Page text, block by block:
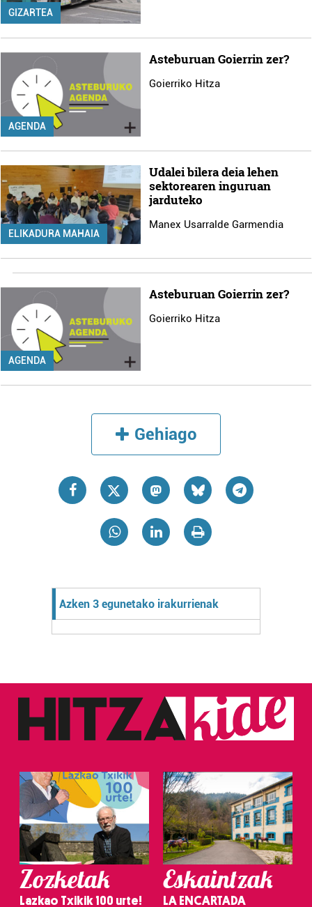
GIZARTEA
AGENDA
Asteburuan Goierrin zer?
Goierriko Hitza
ELIKADURA MAHAIA
Udalei bilera deia lehen
sektorearen inguruan
jarduteko
Manex Usarralde Garmendia
AGENDA
Asteburuan Goierrin zer?
Goierriko Hitza
Gehiago
Azken 3 egunetako irakurrienak
Zozketak
Lazkao Txikik 100 urte!
Eskaintzak
LA ENCARTADA